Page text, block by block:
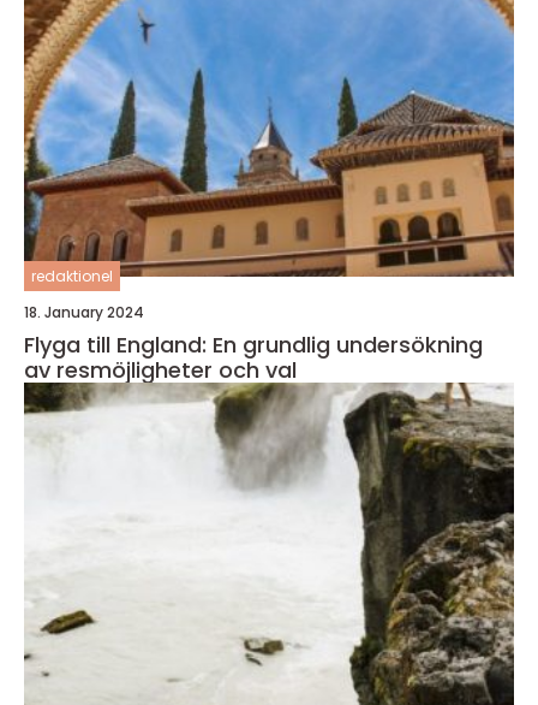
redaktionel
18. January 2024
Flyga till England: En grundlig undersökning
av resmöjligheter och val